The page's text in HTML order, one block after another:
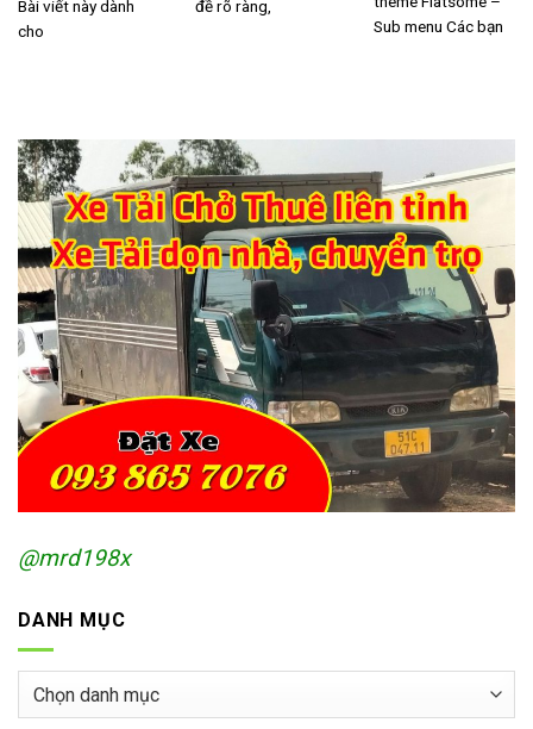
Bài viết này dành
cho
đề rõ ràng,
Sub menu Các bạn
@mrd198x
DANH MỤC
Danh